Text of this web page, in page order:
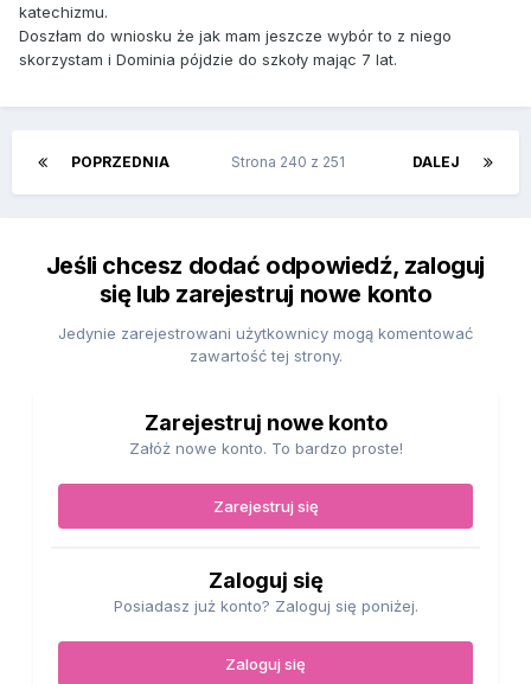
katechizmu.
Doszłam do wniosku że jak mam jeszcze wybór to z niego
skorzystam i Dominia pójdzie do szkoły mając 7 lat.
POPRZEDNIA DALEJ
Strona 240 z 251
Jeśli chcesz dodać odpowiedź, zaloguj
się lub zarejestruj nowe konto
Jedynie zarejestrowani użytkownicy mogą komentować
zawartość tej strony.
Zarejestruj nowe konto
Załóż nowe konto. To bardzo proste!
Zarejestruj się
Zaloguj się
Posiadasz już konto? Zaloguj się poniżej.
Zaloguj się